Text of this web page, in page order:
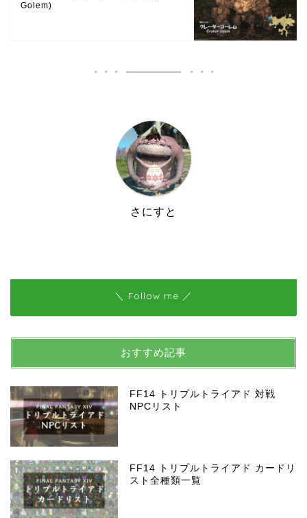
Golem)
さにすと
＼ Follow me ／
おすすめ記事
FF14 トリプルトライアド 対戦
NPCリスト
FF14 トリプルトライアド カードリ
スト全種類一覧